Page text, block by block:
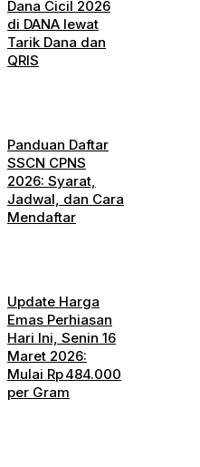
Dana Cicil 2026
di DANA lewat
Tarik Dana dan
QRIS
Panduan Daftar
SSCN CPNS
2026: Syarat,
Jadwal, dan Cara
Mendaftar
Update Harga
Emas Perhiasan
Hari Ini, Senin 16
Maret 2026:
Mulai Rp 484.000
per Gram